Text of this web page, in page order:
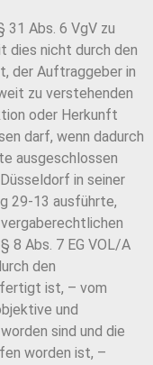
31 Abs. 6 VgV zu
dies nicht durch den
der Auftraggeber in
zu verstehenden
oder Herkunft
darf, wenn dadurch
ausgeschlossen
in seiner
29-13 ausführte,
8 Abs. 7 EG VOL/A
den
ist, – vom
und
sind und die
worden ist, –